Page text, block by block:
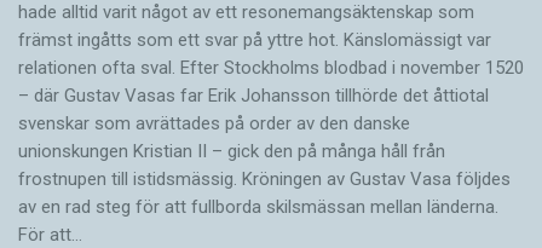
hade alltid varit något av ett resonemangs­äkten­skap som
främst ingåtts som ett svar på yttre hot. ­Känslomässigt var
rela­tionen ofta sval. Efter Stockholms blodbad i novem­ber 1520
– där Gustav ­Vasas far Erik ­Johans­son tillhörde det åttiotal
svenskar som avrättades på order av den danske
unionskungen Kristian II – gick den på många håll från
frostnupen till istidsmässig. Kröningen av Gustav Vasa följdes
av en rad steg för att fullborda skilsmässan mellan länderna.
För att…